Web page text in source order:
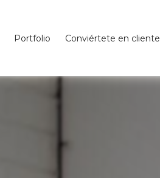
Portfolio Conviértete en cliente